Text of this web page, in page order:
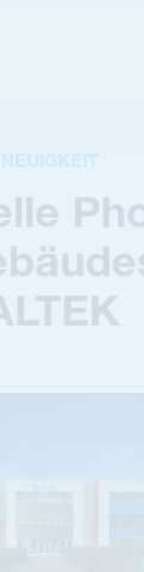
NEUIGKEIT